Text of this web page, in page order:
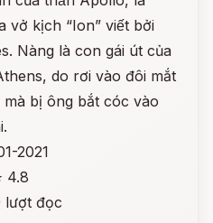
vở kịch “Ion” viết bởi
Nàng là con gái út của
do rơi vào đôi mắt
bị ông bắt cóc vào
2021
4.8
lượt đọc